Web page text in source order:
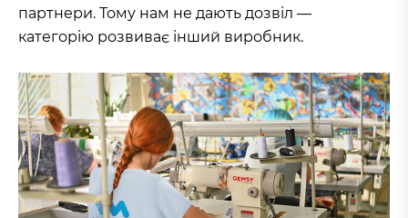
партнери. Тому нам не дають дозвіл —
категорію розвиває інший виробник.